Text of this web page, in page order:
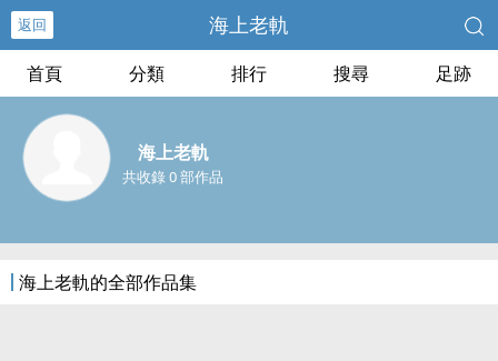
返回 海上老軌
首頁 分類 排行 搜尋 足跡
海上老軌
共收錄 0 部作品
海上老軌的全部作品集